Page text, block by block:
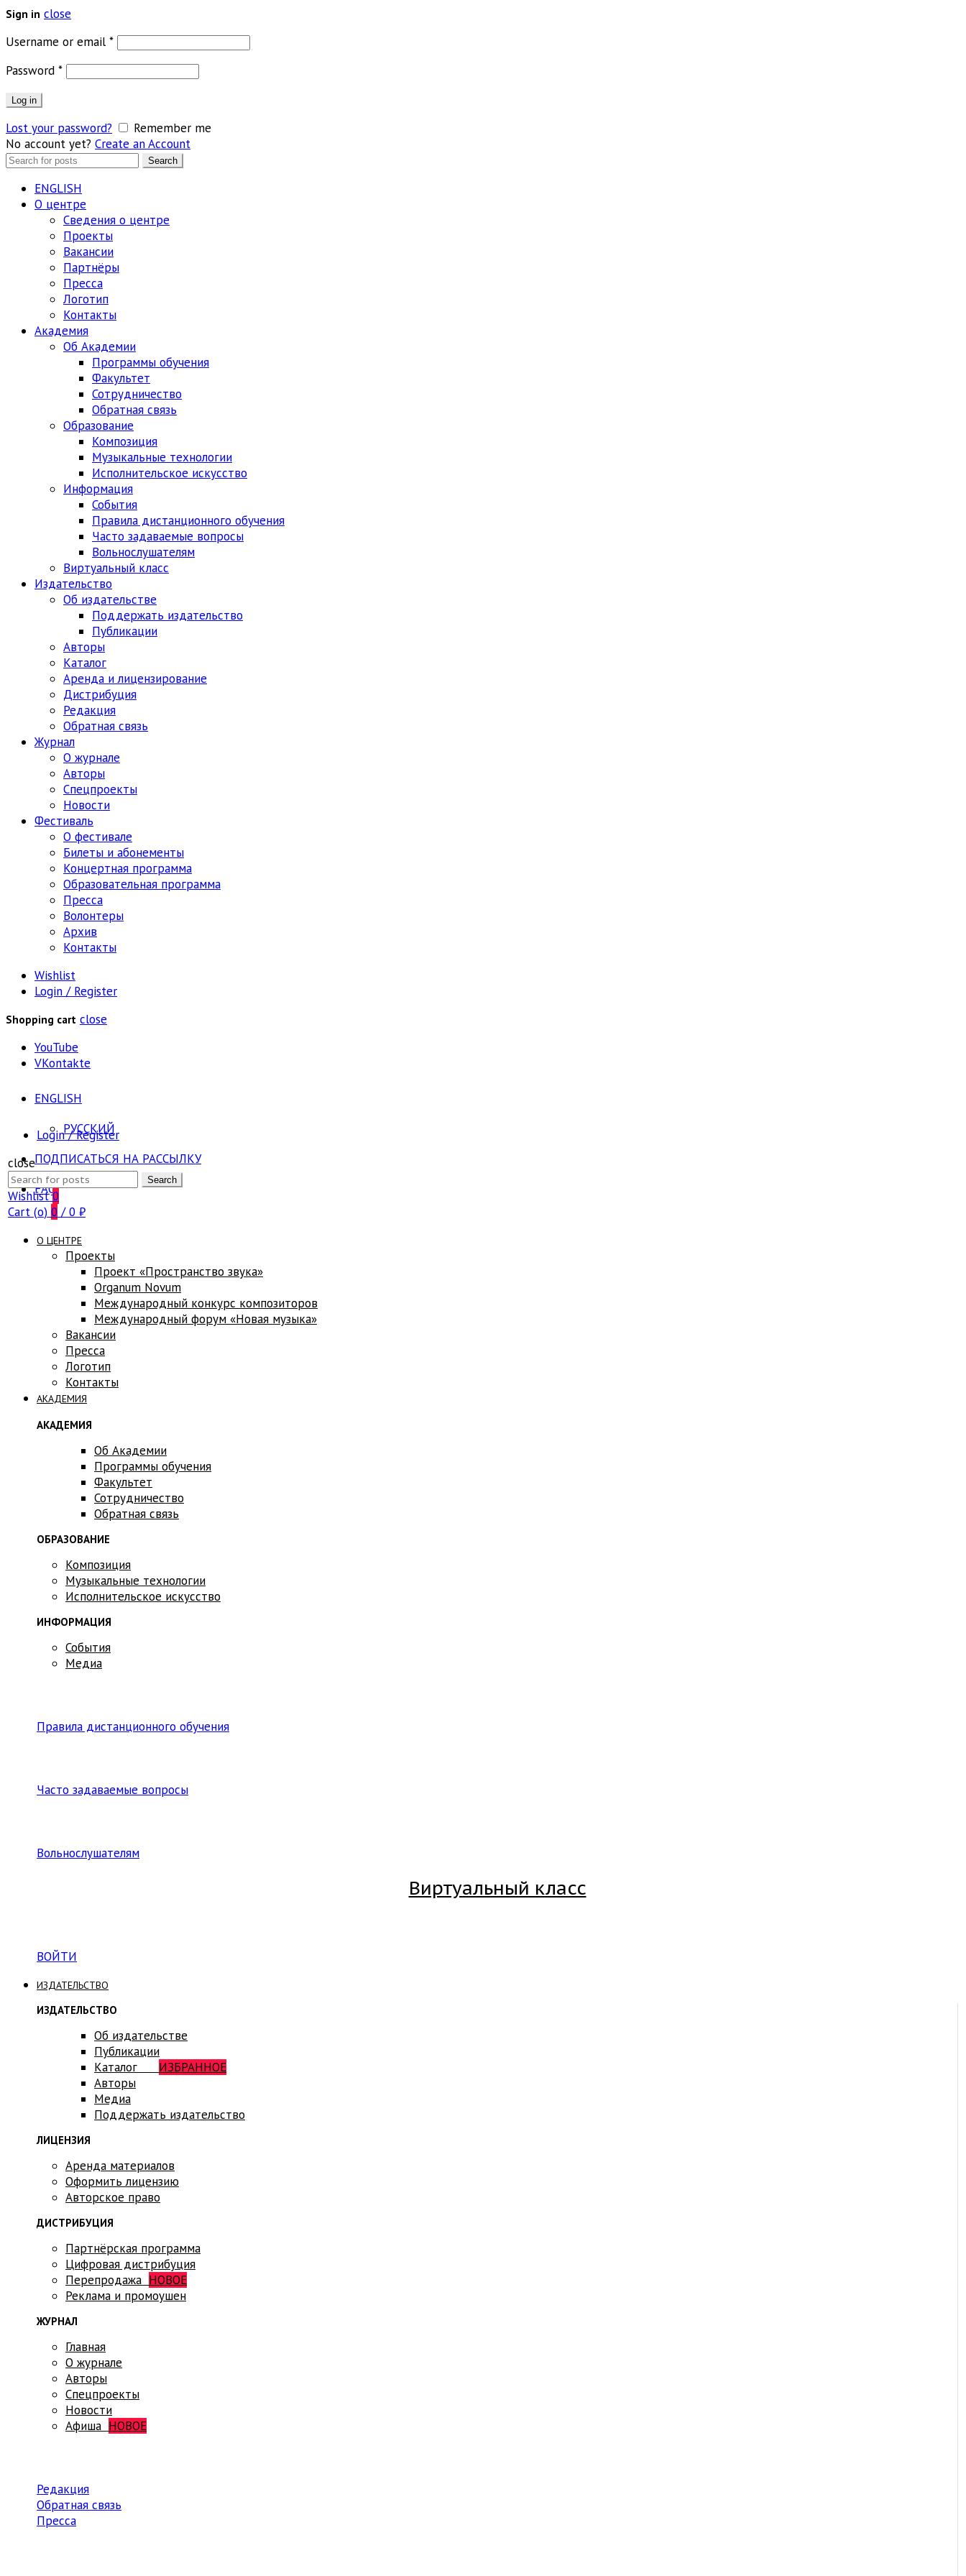
Sign in close
Username or email *Обязательно
Password *Обязательно
Log in
Lost your password?
Remember me
No account yet? Create an Account
Search
Search
ENGLISH
О центре
Сведения о центре
Проекты
Вакансии
Партнёры
Пресса
Логотип
Контакты
Академия
Об Академии
Программы обучения
Факультет
Сотрудничество
Обратная связь
Образование
Композиция
Музыкальные технологии
Исполнительское искусство
Информация
События
Правила дистанционного обучения
Часто задаваемые вопросы
Вольнослушателям
Виртуальный класс
Издательство
Об издательстве
Поддержать издательство
Публикации
Авторы
Каталог
Аренда и лицензирование
Дистрибуция
Редакция
Обратная связь
Журнал
О журнале
Авторы
Спецпроекты
Новости
Фестиваль
О фестивале
Билеты и абонементы
Концертная программа
Образовательная программа
Пресса
Волонтеры
Архив
Контакты
Wishlist
Login / Register
Shopping cart close
YouTube
VKontakte
ENGLISH
РУССКИЙ
ПОДПИСАТЬСЯ НА РАССЫЛКУ
FAQ
Login / Register
close
Search
for:
Search
Wishlist0
Cart (o) 0 / 0 ₽
О ЦЕНТРЕ
Проекты
Проект «Пространство звука»
Оrganum Novum
Международный конкурс композиторов
Международный форум «Новая музыка»
Вакансии
Пресса
Логотип
Контакты
АКАДЕМИЯ
АКАДЕМИЯ
Об Академии
Программы обучения
Факультет
Сотрудничество
Обратная связь
ОБРАЗОВАНИЕ
Композиция
Музыкальные технологии
Исполнительское искусство
ИНФОРМАЦИЯ
События
Медиа
Правила дистанционного обучения
Часто задаваемые вопросы
Вольнослушателям
Виртуальный класс
ВОЙТИ
ИЗДАТЕЛЬСТВО
ИЗДАТЕЛЬСТВО
Об издательстве
Публикации
Каталог ИЗБРАННОЕ
Авторы
Медиа
Поддержать издательство
ЛИЦЕНЗИЯ
Аренда материалов
Оформить лицензию
Авторское право
ДИСТРИБУЦИЯ
Партнёрская программа
Цифровая дистрибуция
Перепродажа НОВОЕ
Реклама и промоушен
ЖУРНАЛ
Главная
О журнале
Авторы
Спецпроекты
Новости
Афиша НОВОЕ
Редакция
Обратная связь
Пресса